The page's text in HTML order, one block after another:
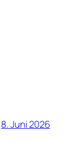
8. Juni 2026